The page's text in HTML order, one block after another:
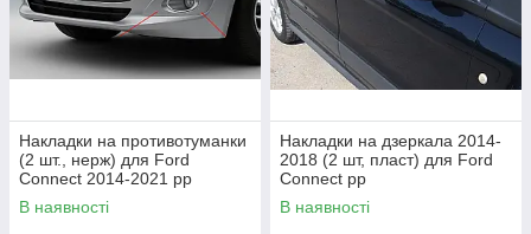
Накладки на противотуманки
(2 шт., нерж) для Ford
Connect 2014-2021 рр
В наявності
Накладки на дзеркала 2014-
2018 (2 шт, пласт) для Ford
Connect рр
В наявності